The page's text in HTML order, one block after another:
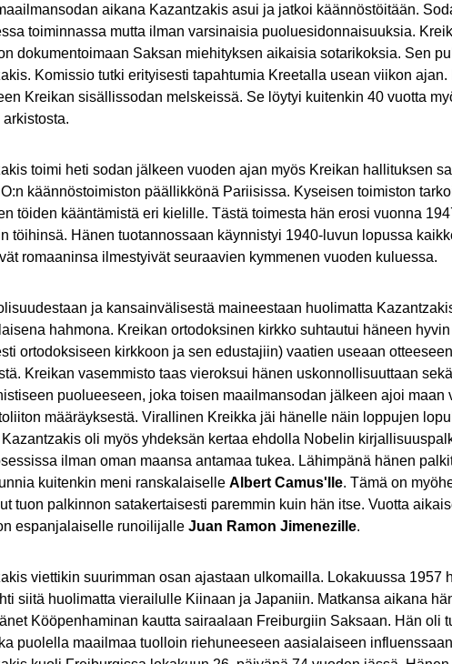
aikana Kazantzakis asui ja jatkoi käännöstöitään.
toiminnassa mutta ilman varsinaisia puoluesidonnaisuuksia.
dokumentoimaan Saksan miehityksen aikaisia sotarikoksia. Sen
Komissio tutki erityisesti tapahtumia Kreetalla usean viikon
Kreikan sisällissodan melskeissä. Se löytyi kuitenkin 40 vuotta
toimi heti sodan jälkeen vuoden ajan myös Kreikan hallituksen
käännöstoimiston päällikkönä Pariisissa. Kyseisen toimiston
töiden kääntämistä eri kielille. Tästä toimesta hän erosi vuonna
töihinsä. Hänen tuotannossaan käynnistyi 1940-luvun lopussa
romaaninsa ilmestyivät seuraavien kymmenen vuoden kuluessa.
ja kansainvälisestä maineestaan huolimatta
hahmona. Kreikan ortodoksinen kirkko suhtautui häneen
ortodoksiseen kirkkoon ja sen edustajiin) vaatien useaan
Kreikan vasemmisto taas vieroksui hänen uskonnollisuuttaan
puolueeseen, joka toisen maailmansodan jälkeen ajoi maan
määräyksestä. Virallinen Kreikka jäi hänelle näin loppujen
oli myös yhdeksän kertaa ehdolla Nobelin
ilman oman maansa antamaa tukea. Lähimpänä hänen
kuitenkin meni ranskalaiselle Albert Camus'lle. Tämä on
tuon palkinnon satakertaisesti paremmin kuin hän itse. Vuotta
espanjalaiselle runoilijalle Juan Ramon Jimenezille.
viettikin suurimman osan ajastaan ulkomailla. Lokakuussa 1957
siitä huolimatta vierailulle Kiinaan ja Japaniin. Matkansa aikana
Kööpenhaminan kautta sairaalaan Freiburgiin Saksaan. Hän oli
puolella maailmaa tuolloin riehuneeseen aasialaiseen